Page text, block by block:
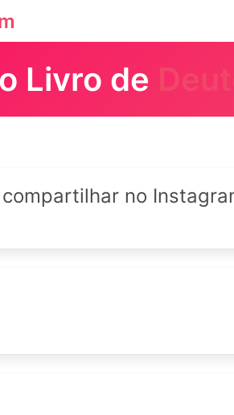
Livro de
no